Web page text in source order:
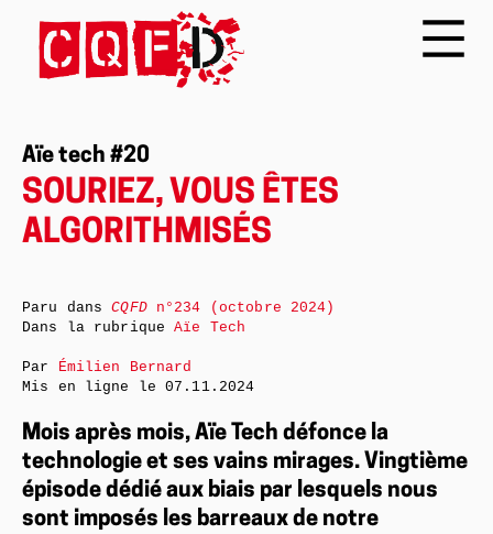
Aïe tech #20
SOURIEZ, VOUS ÊTES
ALGORITHMISÉS
Mois après mois, Aïe Tech défonce la
technologie et ses vains mirages. Vingtième
épisode dédié aux biais par lesquels nous
sont imposés les barreaux de notre
Paru dansCQFDn°234 (octobre 2024)
Dans la rubriqueAïe Tech
Par Émilien Bernard
Mis en ligne le07.11.2024